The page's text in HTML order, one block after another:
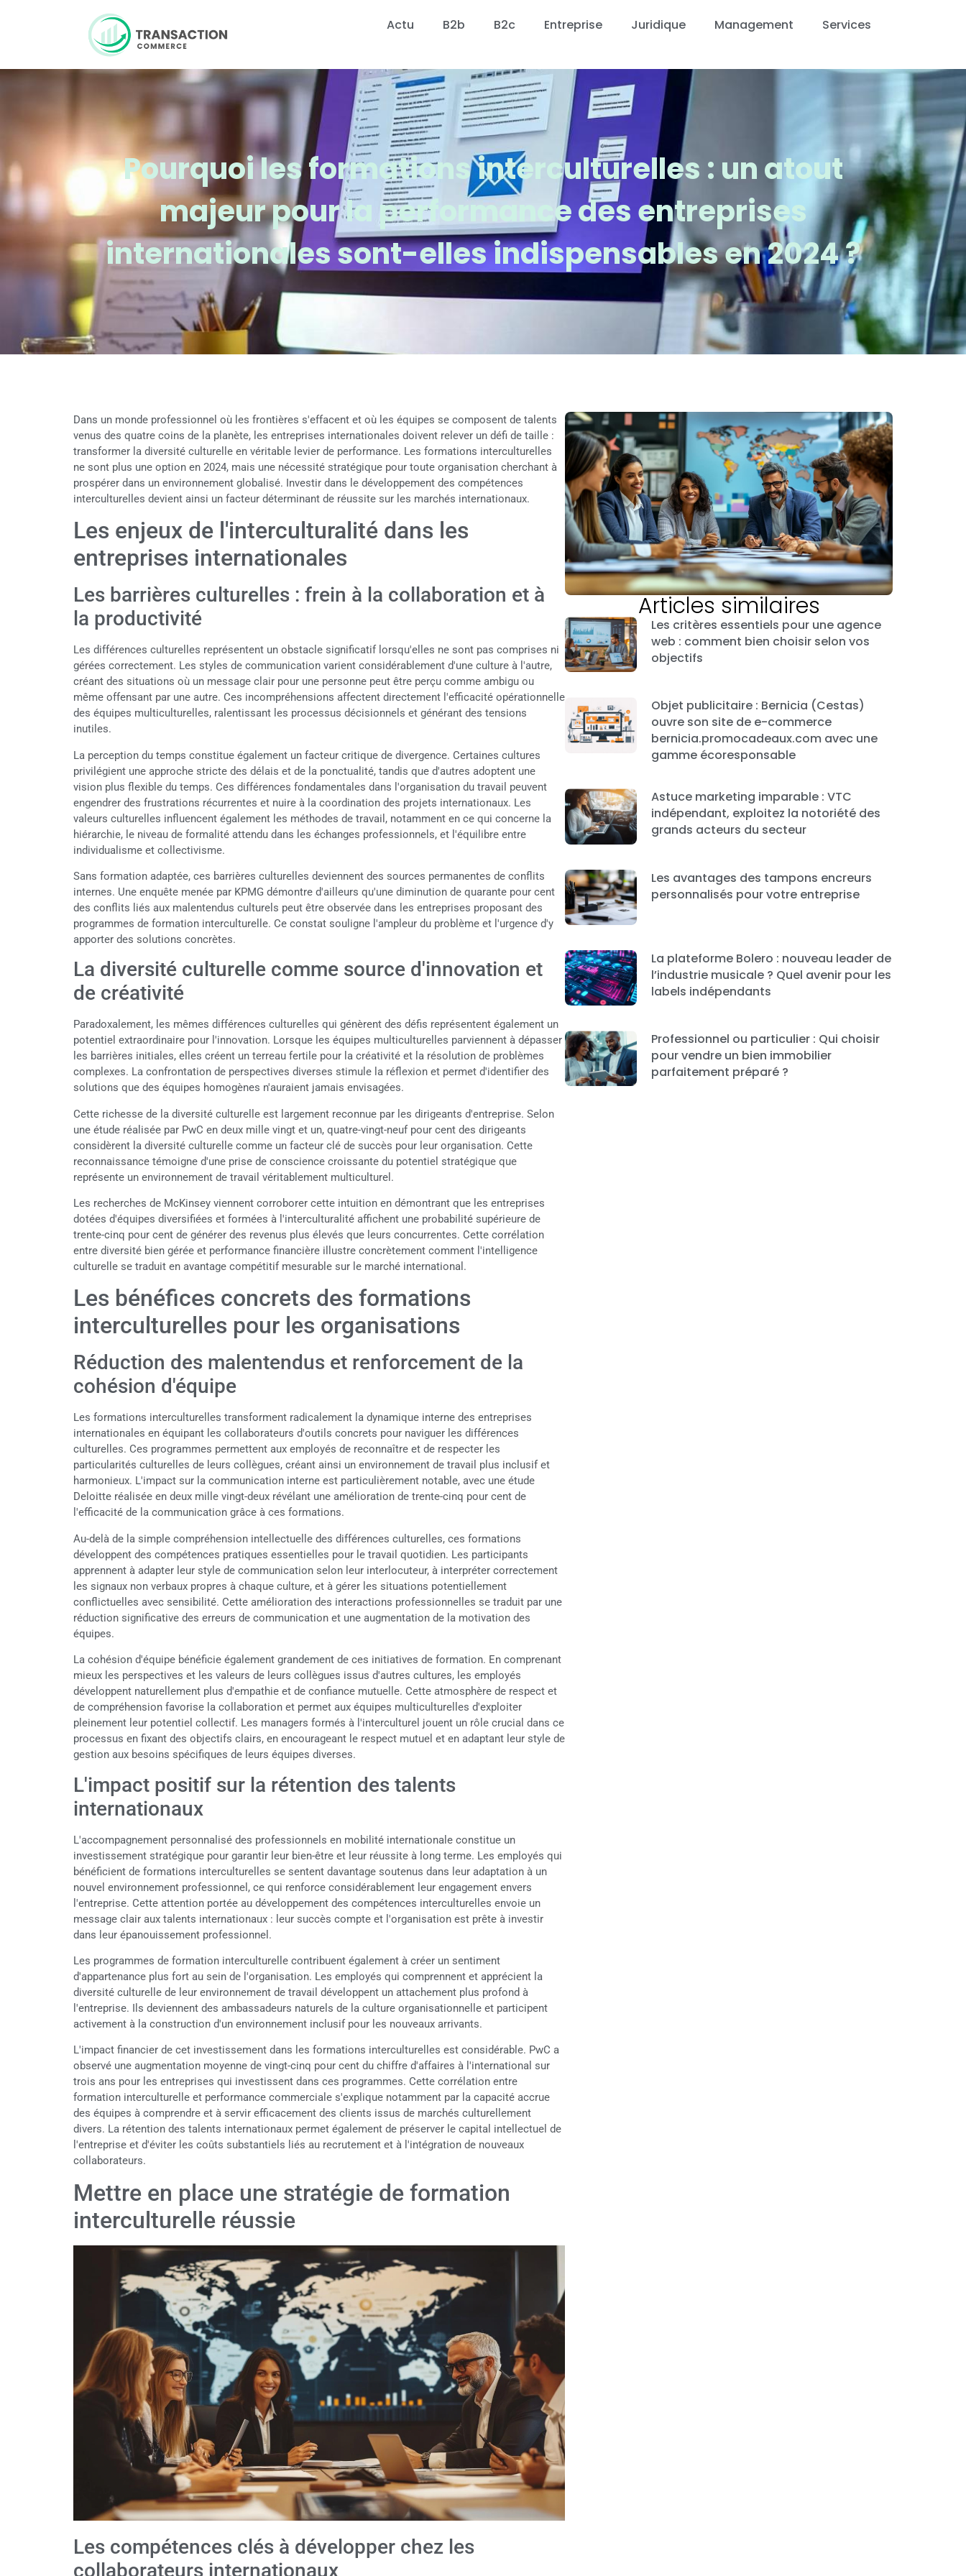
Actu B2b B2c Entreprise Juridique Management Services
Pourquoi les formations interculturelles : un atout
majeur pour la performance des entreprises
internationales sont-elles indispensables en 2024 ?
Dans un monde professionnel où les frontières s'effacent et où les équipes se composent de talents
venus des quatre coins de la planète, les entreprises internationales doivent relever un défi de taille :
transformer la diversité culturelle en véritable levier de performance. Les formations interculturelles
ne sont plus une option en 2024, mais une nécessité stratégique pour toute organisation cherchant à
prospérer dans un environnement globalisé. Investir dans le développement des compétences
interculturelles devient ainsi un facteur déterminant de réussite sur les marchés internationaux.
Les enjeux de l'interculturalité dans les
entreprises internationales
Les barrières culturelles : frein à la collaboration et à
la productivité
Les différences culturelles représentent un obstacle significatif lorsqu'elles ne sont pas comprises ni
gérées correctement. Les styles de communication varient considérablement d'une culture à l'autre,
créant des situations où un message clair pour une personne peut être perçu comme ambigu ou
même offensant par une autre. Ces incompréhensions affectent directement l'efficacité opérationnelle
des équipes multiculturelles, ralentissant les processus décisionnels et générant des tensions
inutiles.
La perception du temps constitue également un facteur critique de divergence. Certaines cultures
privilégient une approche stricte des délais et de la ponctualité, tandis que d'autres adoptent une
vision plus flexible du temps. Ces différences fondamentales dans l'organisation du travail peuvent
engendrer des frustrations récurrentes et nuire à la coordination des projets internationaux. Les
valeurs culturelles influencent également les méthodes de travail, notamment en ce qui concerne la
hiérarchie, le niveau de formalité attendu dans les échanges professionnels, et l'équilibre entre
individualisme et collectivisme.
Sans formation adaptée, ces barrières culturelles deviennent des sources permanentes de conflits
internes. Une enquête menée par KPMG démontre d'ailleurs qu'une diminution de quarante pour cent
des conflits liés aux malentendus culturels peut être observée dans les entreprises proposant des
programmes de formation interculturelle. Ce constat souligne l'ampleur du problème et l'urgence d'y
apporter des solutions concrètes.
La diversité culturelle comme source d'innovation et
de créativité
Paradoxalement, les mêmes différences culturelles qui génèrent des défis représentent également un
potentiel extraordinaire pour l'innovation. Lorsque les équipes multiculturelles parviennent à dépasser
les barrières initiales, elles créent un terreau fertile pour la créativité et la résolution de problèmes
complexes. La confrontation de perspectives diverses stimule la réflexion et permet d'identifier des
solutions que des équipes homogènes n'auraient jamais envisagées.
Cette richesse de la diversité culturelle est largement reconnue par les dirigeants d'entreprise. Selon
une étude réalisée par PwC en deux mille vingt et un, quatre-vingt-neuf pour cent des dirigeants
considèrent la diversité culturelle comme un facteur clé de succès pour leur organisation. Cette
reconnaissance témoigne d'une prise de conscience croissante du potentiel stratégique que
représente un environnement de travail véritablement multiculturel.
Les recherches de McKinsey viennent corroborer cette intuition en démontrant que les entreprises
dotées d'équipes diversifiées et formées à l'interculturalité affichent une probabilité supérieure de
trente-cinq pour cent de générer des revenus plus élevés que leurs concurrentes. Cette corrélation
entre diversité bien gérée et performance financière illustre concrètement comment l'intelligence
culturelle se traduit en avantage compétitif mesurable sur le marché international.
Les bénéfices concrets des formations
interculturelles pour les organisations
Réduction des malentendus et renforcement de la
cohésion d'équipe
Les formations interculturelles transforment radicalement la dynamique interne des entreprises
internationales en équipant les collaborateurs d'outils concrets pour naviguer les différences
culturelles. Ces programmes permettent aux employés de reconnaître et de respecter les
particularités culturelles de leurs collègues, créant ainsi un environnement de travail plus inclusif et
harmonieux. L'impact sur la communication interne est particulièrement notable, avec une étude
Deloitte réalisée en deux mille vingt-deux révélant une amélioration de trente-cinq pour cent de
l'efficacité de la communication grâce à ces formations.
Au-delà de la simple compréhension intellectuelle des différences culturelles, ces formations
développent des compétences pratiques essentielles pour le travail quotidien. Les participants
apprennent à adapter leur style de communication selon leur interlocuteur, à interpréter correctement
les signaux non verbaux propres à chaque culture, et à gérer les situations potentiellement
conflictuelles avec sensibilité. Cette amélioration des interactions professionnelles se traduit par une
réduction significative des erreurs de communication et une augmentation de la motivation des
équipes.
La cohésion d'équipe bénéficie également grandement de ces initiatives de formation. En comprenant
mieux les perspectives et les valeurs de leurs collègues issus d'autres cultures, les employés
développent naturellement plus d'empathie et de confiance mutuelle. Cette atmosphère de respect et
de compréhension favorise la collaboration et permet aux équipes multiculturelles d'exploiter
pleinement leur potentiel collectif. Les managers formés à l'interculturel jouent un rôle crucial dans ce
processus en fixant des objectifs clairs, en encourageant le respect mutuel et en adaptant leur style de
gestion aux besoins spécifiques de leurs équipes diverses.
L'impact positif sur la rétention des talents
internationaux
L'accompagnement personnalisé des professionnels en mobilité internationale constitue un
investissement stratégique pour garantir leur bien-être et leur réussite à long terme. Les employés qui
bénéficient de formations interculturelles se sentent davantage soutenus dans leur adaptation à un
nouvel environnement professionnel, ce qui renforce considérablement leur engagement envers
l'entreprise. Cette attention portée au développement des compétences interculturelles envoie un
message clair aux talents internationaux : leur succès compte et l'organisation est prête à investir
dans leur épanouissement professionnel.
Les programmes de formation interculturelle contribuent également à créer un sentiment
d'appartenance plus fort au sein de l'organisation. Les employés qui comprennent et apprécient la
diversité culturelle de leur environnement de travail développent un attachement plus profond à
l'entreprise. Ils deviennent des ambassadeurs naturels de la culture organisationnelle et participent
activement à la construction d'un environnement inclusif pour les nouveaux arrivants.
L'impact financier de cet investissement dans les formations interculturelles est considérable. PwC a
observé une augmentation moyenne de vingt-cinq pour cent du chiffre d'affaires à l'international sur
trois ans pour les entreprises qui investissent dans ces programmes. Cette corrélation entre
formation interculturelle et performance commerciale s'explique notamment par la capacité accrue
des équipes à comprendre et à servir efficacement des clients issus de marchés culturellement
divers. La rétention des talents internationaux permet également de préserver le capital intellectuel de
l'entreprise et d'éviter les coûts substantiels liés au recrutement et à l'intégration de nouveaux
collaborateurs.
Mettre en place une stratégie de formation
interculturelle réussie
Les compétences clés à développer chez les
collaborateurs internationaux
Articles similaires
Les critères essentiels pour une agence
web : comment bien choisir selon vos
objectifs
Objet publicitaire : Bernicia (Cestas)
ouvre son site de e-commerce
bernicia.promocadeaux.com avec une
gamme écoresponsable
Astuce marketing imparable : VTC
indépendant, exploitez la notoriété des
grands acteurs du secteur
Les avantages des tampons encreurs
personnalisés pour votre entreprise
La plateforme Bolero : nouveau leader de
l’industrie musicale ? Quel avenir pour les
labels indépendants
Professionnel ou particulier : Qui choisir
pour vendre un bien immobilier
parfaitement préparé ?